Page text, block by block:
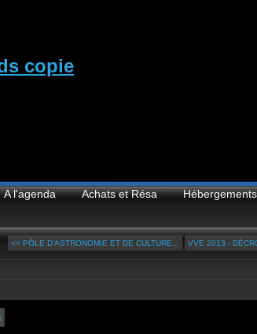
A l'agenda Achats et Résa Hébergements
<< PÔLE D'ASTRONOMIE ET DE CULTURE... VVE 2013 -